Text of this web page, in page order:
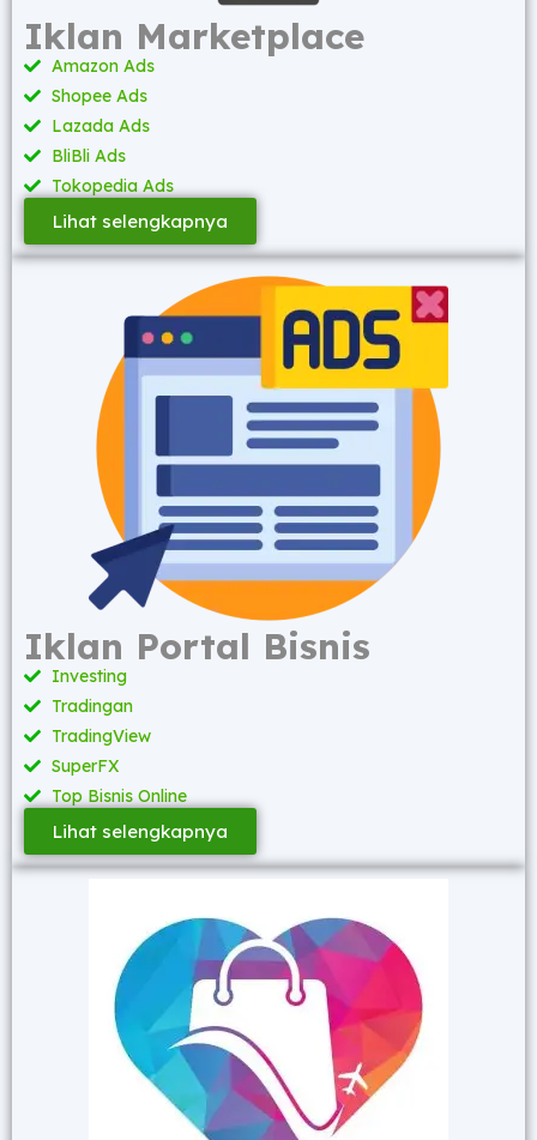
Iklan Marketplace
Amazon Ads
Shopee Ads
Lazada Ads
BliBli Ads
Tokopedia Ads
Lihat selengkapnya
Iklan Portal Bisnis
Investing
Tradingan
TradingView
SuperFX
Top Bisnis Online
Lihat selengkapnya